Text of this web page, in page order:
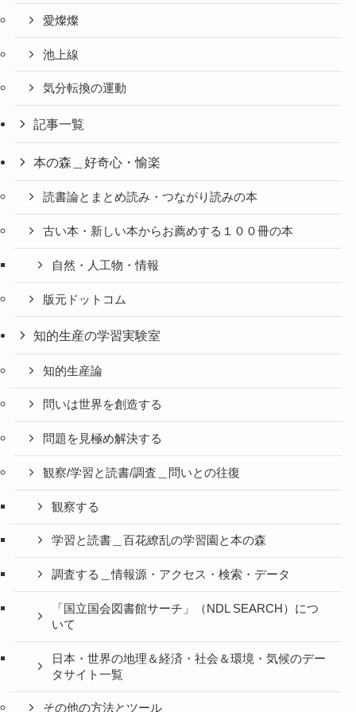
愛燦燦
池上線
気分転換の運動
記事一覧
本の森＿好奇心・愉楽
読書論とまとめ読み・つながり読みの本
古い本・新しい本からお薦めする１００冊の本
自然・人工物・情報
版元ドットコム
知的生産の学習実験室
知的生産論
問いは世界を創造する
問題を見極め解決する
観察/学習と読書/調査＿問いとの往復
観察する
学習と読書＿百花繚乱の学習園と本の森
調査する＿情報源・アクセス・検索・データ
「国立国会図書館サーチ」（NDL SEARCH）につ
いて
日本・世界の地理＆経済・社会＆環境・気候のデー
タサイト一覧
その他の方法とツール